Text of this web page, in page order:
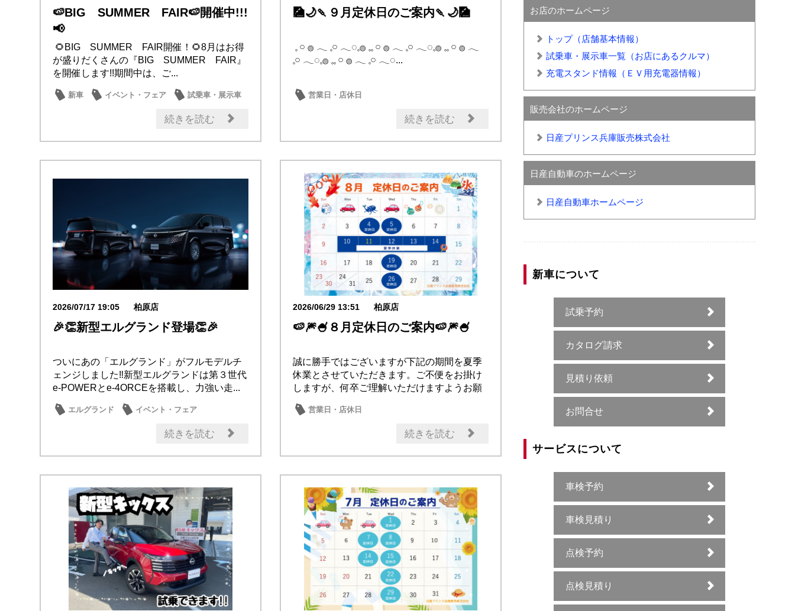
🍉BIG SUMMER FAIR🍉開催中!!!
📢
🌻BIG SUMMER FAIR開催！🌻8月はお得
が盛りだくさんの『BIG SUMMER FAIR』
を開催します!!期間中は、ご...
新車 イベント・フェア
試乗車・展示車
続きを読む
🎑🌙🍡９月定休日のご案内🍡🌙🎑
𓈒 𓏸 𓐍 𓂃 𓈒𓏸 𓂃◌𓈒𓐍 𓈒𓈒 𓏸 𓐍 𓂃 𓈒𓏸 𓂃◌𓈒𓐍 𓈒𓈒 𓏸 𓐍 𓂃
𓈒𓏸 𓂃◌𓈒𓐍 𓈒𓈒 𓏸 𓐍 𓂃 𓈒𓏸 𓂃◌...
営業日・店休日
続きを読む
2026/07/17 19:05 柏原店
🎉👏新型エルグランド登場👏🎉
ついにあの「エルグランド」がフルモデルチ
ェンジしました‼新型エルグランドは第３世代
e-POWERとe-4ORCEを搭載し、力強い走...
エルグランド
イベント・フェア
続きを読む
2026/06/29 13:51 柏原店
🍉🎆🍧８月定休日のご案内🍉🎆🍧
誠に勝手ではございますが下記の期間を夏季
休業とさせていただきます。ご不便をお掛け
しますが、何卒ご理解いただけますようお願
営業日・店休日
続きを読む
お店のホームページ
トップ（店舗基本情報）
試乗車・展示車一覧（お店にあるクルマ）
充電スタンド情報（ＥＶ用充電器情報）
販売会社のホームページ
日産プリンス兵庫販売株式会社
日産自動車のホームページ
日産自動車ホームページ
新車について
試乗予約
カタログ請求
見積り依頼
お問合せ
サービスについて
車検予約
車検見積り
点検予約
点検見積り